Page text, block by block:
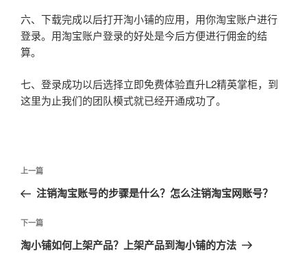
六、下载完成以后打开淘小铺的应用，用你淘宝账户进行
登录。用淘宝账户登录的好处是今后方便进行佣金的结
算。
七、登录成功以后选择立即免费体验直升L2精英掌柜，到
这里为止我们的团队模式就已经开通成功了。
文
导
航
上
一
文
章
上一篇
注销淘宝账号的步骤是什么？怎么注销淘宝网账号？
下
一
下一篇
淘小铺如何上架产品？上架产品到淘小铺的方法